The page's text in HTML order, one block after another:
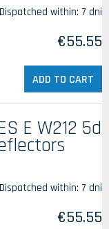
Dispatched within: 7 dni
€55.55
ADD TO CART
E W212 5d
Dispatched within: 7 dni
€55.55